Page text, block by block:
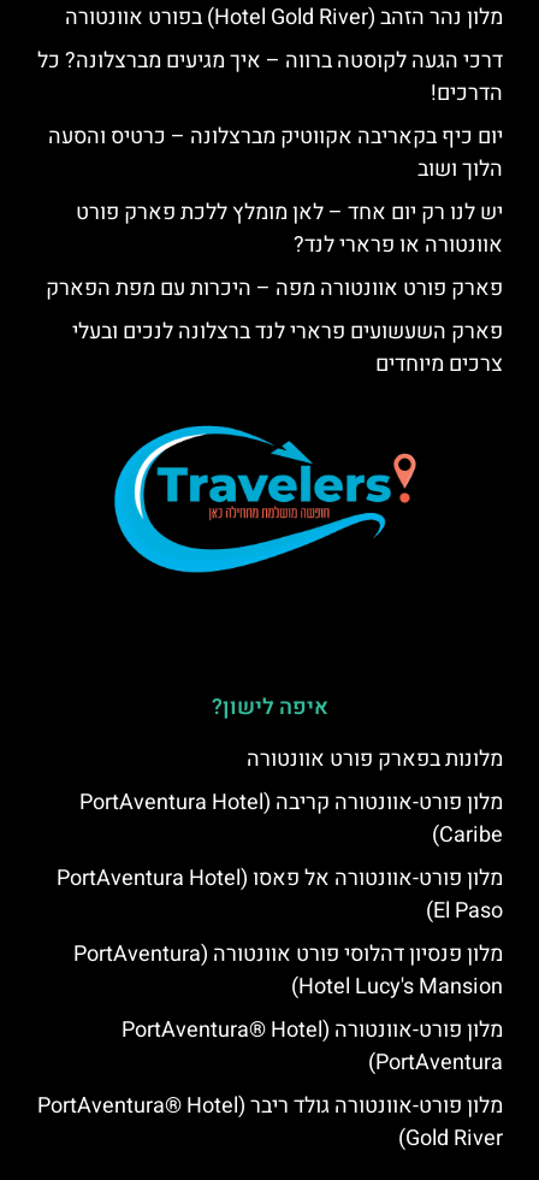
מלון נהר הזהב (Hotel Gold River) בפורט אוונטורה
דרכי הגעה לקוסטה ברווה – איך מגיעים מברצלונה? כל
הדרכים!
יום כיף בקאריבה אקווטיק מברצלונה – כרטיס והסעה
הלוך ושוב
יש לנו רק יום אחד – לאן מומלץ ללכת פארק פורט
אוונטורה או פרארי לנד?
פארק פורט אוונטורה מפה – היכרות עם מפת הפארק
פארק השעשועים פרארי לנד ברצלונה לנכים ובעלי
צרכים מיוחדים
איפה לישון?
מלונות בפארק פורט אוונטורה
מלון פורט-אוונטורה קריבה (PortAventura Hotel
Caribe)
מלון פורט-אוונטורה אל פאסו (PortAventura Hotel
El Paso)
מלון פנסיון דהלוסי פורט אוונטורה (PortAventura
Hotel Lucy's Mansion‬)
מלון פורט-אוונטורה (PortAventura® Hotel
PortAventura)
מלון פורט-אוונטורה גולד ריבר (PortAventura® Hotel
Gold River)